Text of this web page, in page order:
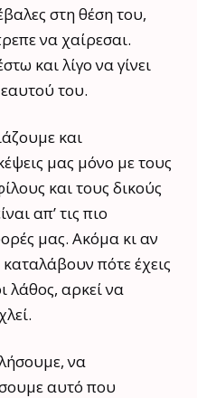
στη θέση του,
να χαίρεσαι.
και λίγο να γίνει
του.
και
μας μόνο με τους
και τους δικούς
απ’ τις πιο
μας. Ακόμα κι αν
πότε έχεις
λάθος, αρκεί να
να
αυτό που